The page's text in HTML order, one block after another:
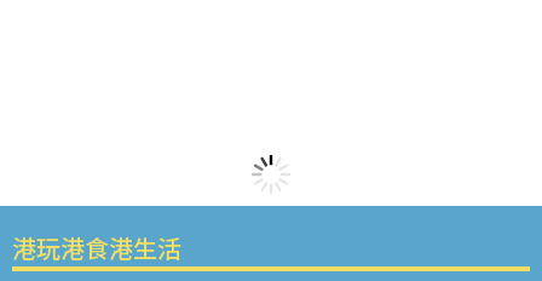
港玩港食港生活